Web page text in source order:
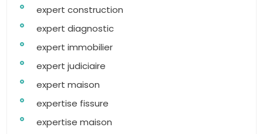
expert construction
expert diagnostic
expert immobilier
expert judiciaire
expert maison
expertise fissure
expertise maison